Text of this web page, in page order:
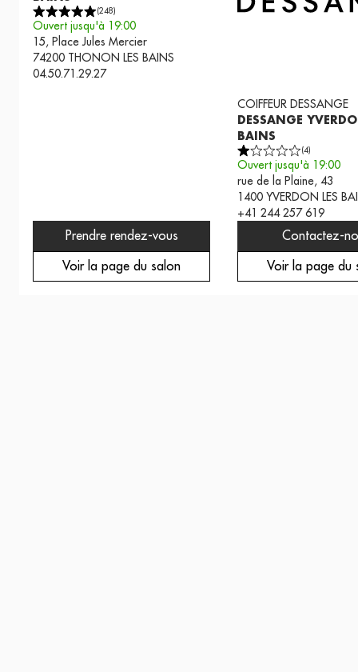
(248)
Ouvert jusqu'à 19:00
15, Place Jules Mercier
74200 THONON LES BAINS
04.50.71.29.27
Prendre rendez-vous
Voir la page du salon
COIFFEUR DESSANGE
DESSANGE
BAINS
(4)
Ouvert jusqu'à 19:00
rue de la Plaine, 43
1400 YVERDON LES
+41 244 257 619
Contactez-
Voir la page du